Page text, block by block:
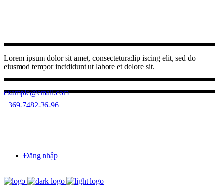
Lorem ipsum dolor sit amet, consecteturadip iscing elit, sed do
eiusmod tempor incididunt ut labore et dolore sit.
example@email.com
+369-7482-36-96
Đăng nhập